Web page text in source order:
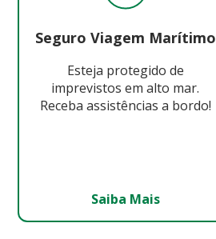
Seguro Viagem Marítimo
Esteja protegido de
imprevistos em alto mar.
Receba assistências a bordo!
Saiba Mais